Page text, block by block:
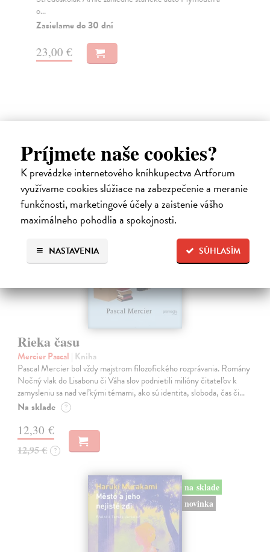
Príjmete naše cookies?
K prevádzke internetového kníhkupectva Artforum
využívame cookies slúžiace na zabezpečenie a meranie
funkčnosti, marketingové účely a zaistenie vášho
maximálneho pohodlia a spokojnosti.
SÚHLASÍM
NASTAVENIA
o...
Zasielame do 30 dní
23,00 €
Ďalšie z kategórie svetová
beletria
na sklade
Rieka času
Mercier Pascal | Kniha
Pascal Mercier bol vždy majstrom filozofického rozprávania. Romány
Nočný vlak do Lisabonu či Váha slov podnietili milióny čitateľov k
zamysleniu sa nad veľkými témami, ako sú identita, sloboda, čas či…
Na sklade ?
12,30 €
12,95 € ?
na sklade
novinka